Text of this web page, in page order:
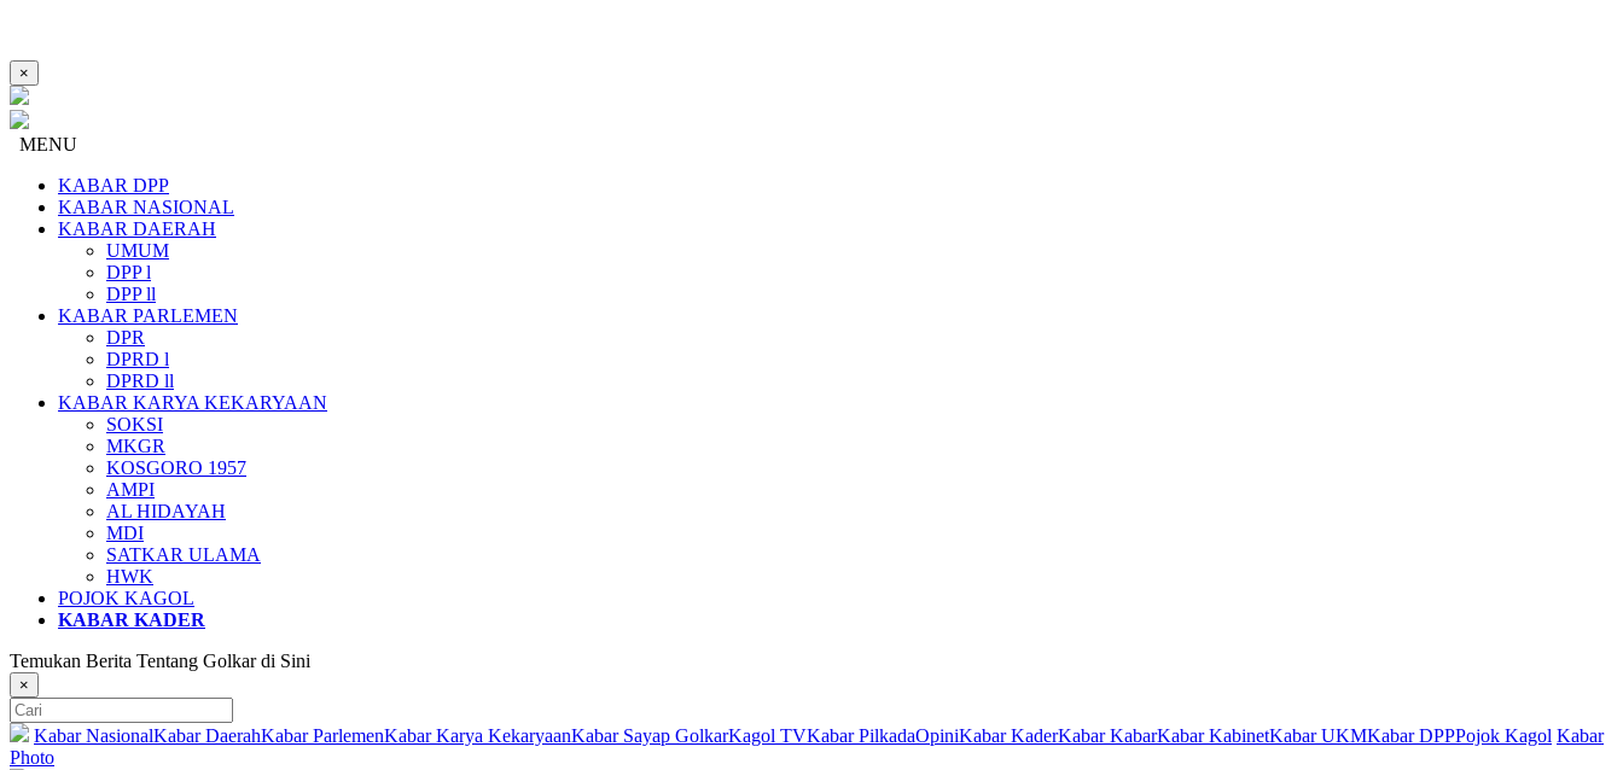
×
MENU
KABAR DPP
KABAR NASIONAL
KABAR DAERAH
UMUM
DPP l
DPP ll
KABAR PARLEMEN
DPR
DPRD l
DPRD ll
KABAR KARYA KEKARYAAN
SOKSI
MKGR
KOSGORO 1957
AMPI
AL HIDAYAH
MDI
SATKAR ULAMA
HWK
POJOK KAGOL
KABAR KADER
Temukan Berita Tentang Golkar di Sini
×
Kabar NasionalKabar DaerahKabar ParlemenKabar Karya KekaryaanKabar Sayap GolkarKagol TVKabar PilkadaOpiniKabar KaderKabar KabarKabar KabinetKabar UKMKabar DPPPojok Kagol Kabar
Photo